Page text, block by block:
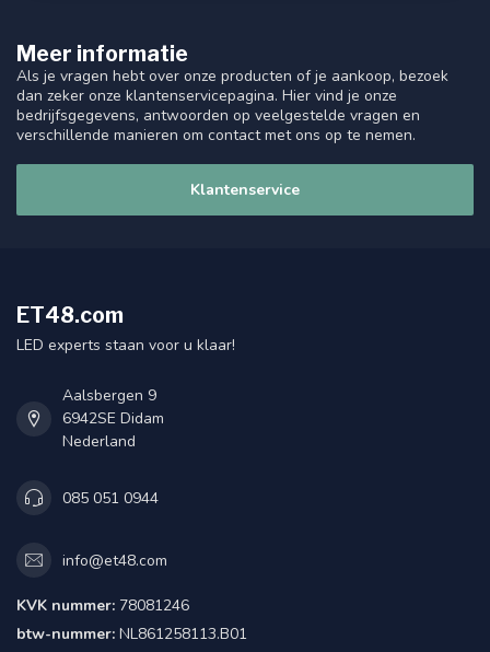
Meer informatie
Als je vragen hebt over onze producten of je aankoop, bezoek
dan zeker onze klantenservicepagina. Hier vind je onze
bedrijfsgegevens, antwoorden op veelgestelde vragen en
verschillende manieren om contact met ons op te nemen.
Klantenservice
ET48.com
LED experts staan voor u klaar!
Aalsbergen 9
6942SE Didam
Nederland
085 051 0944
info@et48.com
KVK nummer: 78081246
btw-nummer: NL861258113.B01